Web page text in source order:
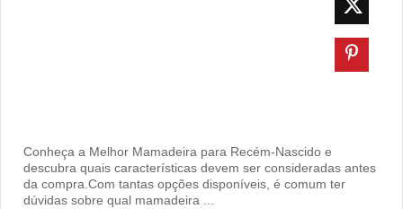
Conheça a Melhor Mamadeira para Recém-Nascido e
descubra quais características devem ser consideradas antes
da compra.Com tantas opções disponíveis, é comum ter
dúvidas sobre qual mamadeira ...